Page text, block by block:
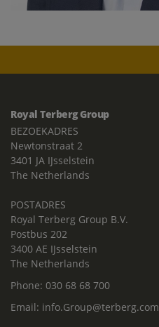
Royal Terberg Group
BEZOEKADRES
Newtonstraat 2
3401 JA IJsselstein
The Netherlands
POSTADRES
Royal Terberg Group B.V.
Postbus 202
3400 AE IJsselstein
The Netherlands
Phone: 030 68 68 700
Email: info.Group@terberg.com